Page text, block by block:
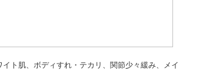
ト肌、ボディすれ・テカリ、関節少々緩み、メイ